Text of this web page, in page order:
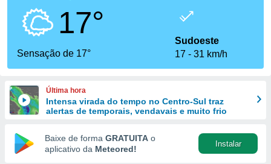
fornecidas
a este
das
e
forma
digital
17°
Sensação de 17°
Sudoeste
17
31 km/h
Última hora
Intensa virada do tempo no Centro-Sul traz
alertas de temporais, vendavais e muito frio
Baixe de forma GRATUITA o
aplicativo da Meteored!
Instalar